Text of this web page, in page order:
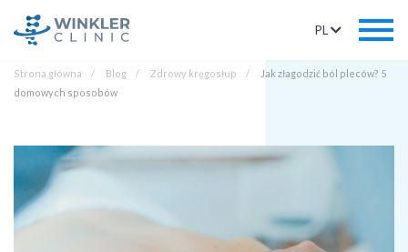
PL
Strona główna Blog Zdrowy kręgosłup
Jak złagodzić ból pleców? 5
domowych sposobów